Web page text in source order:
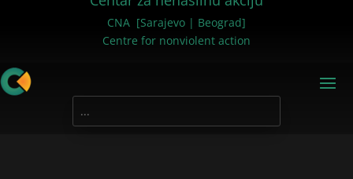
CNA [Sarajevo | Beograd]
Centre for nonviolent action